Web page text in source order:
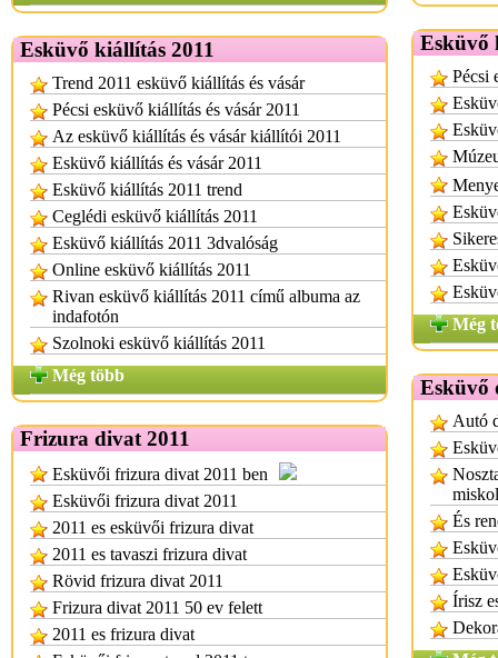
Esküvő kiállítás 2011
Trend 2011 esküvő kiállítás és vásár
Pécsi esküvő kiállítás és vásár 2011
Az esküvő kiállítás és vásár kiállítói 2011
Esküvő kiállítás és vásár 2011
Esküvő kiállítás 2011 trend
Ceglédi esküvő kiállítás 2011
Esküvő kiállítás 2011 3dvalóság
Online esküvő kiállítás 2011
Rivan esküvő kiállítás 2011 című albuma az
indafotón
Szolnoki esküvő kiállítás 2011
Még több
Frizura divat 2011
Esküvői frizura divat 2011 ben
Esküvői frizura divat 2011
2011 es esküvői frizura divat
2011 es tavaszi frizura divat
Rövid frizura divat 2011
Frizura divat 2011 50 ev felett
2011 es frizura divat
Esküvő
Pécsi
Még
Esküvő
Autó
És
Írisz